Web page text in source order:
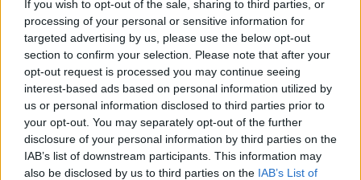
If you wish to opt-out of the sale, sharing to third parties, or
processing of your personal or sensitive information for
targeted advertising by us, please use the below opt-out
section to confirm your selection. Please note that after your
opt-out request is processed you may continue seeing
interest-based ads based on personal information utilized by
us or personal information disclosed to third parties prior to
your opt-out. You may separately opt-out of the further
disclosure of your personal information by third parties on the
IAB’s list of downstream participants. This information may
also be disclosed by us to third parties on the IAB’s List of
εικόνα προσώπου και δακτυλικά αποτυπώματα
και τα δεδομένα εισόδου και εξόδου
καταχωρημένα στο σύστημα.
Σύμφωνα με όσα ανακοινώθηκαν επίσημα από την
Το EES θα αποθηκεύει διαφορετικά βιομετρικά
αναγνωριστικά στοιχεία ανάλογα με το αν
χρειάζεστε ή όχι θεώρηση βραχείας παραμονής.